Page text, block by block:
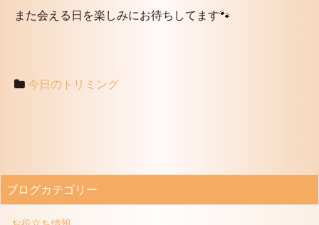
また会える日を楽しみにお待ちしてます🐾
今日のトリミング
ブログカテゴリー